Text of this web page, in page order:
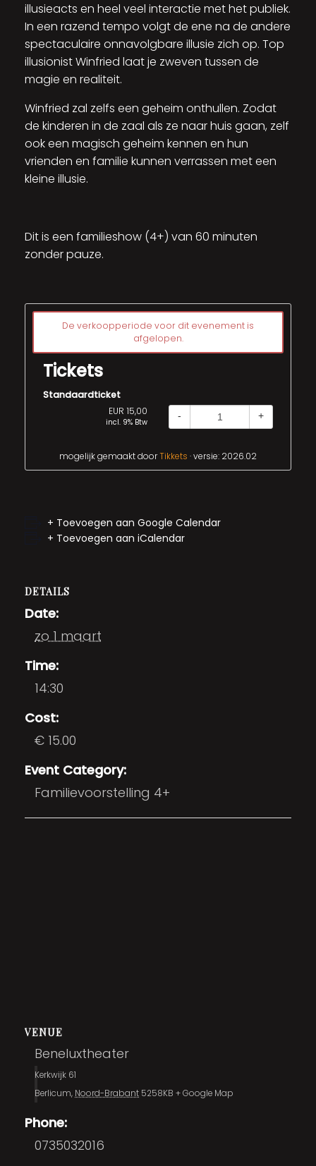
illusieacts en heel veel interactie met het publiek.
In een razend tempo volgt de ene na de andere
spectaculaire onnavolgbare illusie zich op. Top
illusionist Winfried laat je zweven tussen de
magie en realiteit.
Winfried zal zelfs een geheim onthullen. Zodat
de kinderen in de zaal als ze naar huis gaan, zelf
ook een magisch geheim kennen en hun
vrienden en familie kunnen verrassen met een
kleine illusie.
Dit is een familieshow (4+) van 60 minuten
zonder pauze.
De verkoopperiode voor dit evenement is
afgelopen.
Tickets
Standaardticket
EUR 15,00
incl. 9% Btw
- +
mogelijk gemaakt doorTikkets · versie: 2026.02
+ Toevoegen aan Google Calendar
+ Toevoegen aan iCalendar
DETAILS
Date:
zo 1 maart
Time:
14:30
Cost:
€ 15.00
Event Category:
Familievoorstelling 4+
VENUE
Beneluxtheater
Kerkwijk 61
Berlicum, Noord-Brabant 5258KB + Google Map
Phone:
0735032016